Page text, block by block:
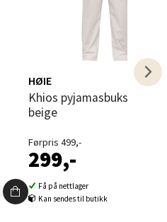
HØIE
Khios pyjamasbukse herre S
beige
Førpris 499,-
299,-
Få på nettlager
Kan sendes til butikk